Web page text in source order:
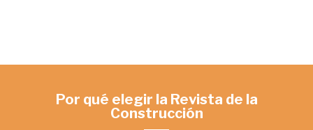
Por qué elegir la Revista de la
Construcción